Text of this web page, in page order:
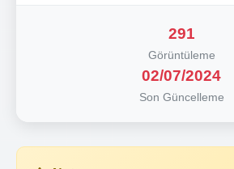
291
Görüntüleme
02/07/2024
Son Güncelleme